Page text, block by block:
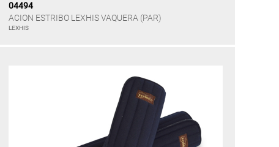
04494
ACION ESTRIBO LEXHIS VAQUERA (PAR)
LEXHIS